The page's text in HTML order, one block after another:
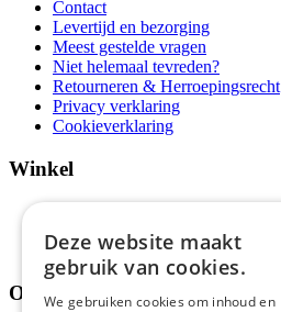
Contact
Levertijd en bezorging
Meest gestelde vragen
Niet helemaal tevreden?
Retourneren & Herroepingsrecht
Privacy verklaring
Cookieverklaring
Winkel
Assortiment
Thema's
Over ons
Deze website maakt
gebruik van cookies.
We gebruiken cookies om inhoud en